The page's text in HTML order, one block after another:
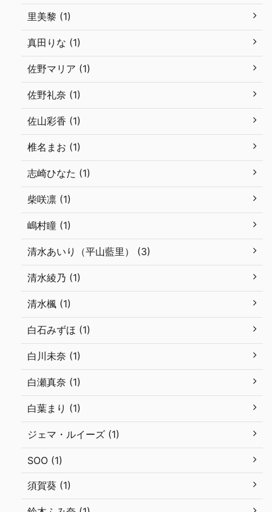
里美黎 (1)
真田りな (1)
佐野マリア (1)
佐野礼奈 (1)
佐山彩香 (1)
椎名まお (1)
志崎ひなた (1)
柴咲凛 (1)
嶋村瞳 (1)
清水あいり（平山藍里） (3)
清水綾乃 (1)
清水楓 (1)
白石みずほ (1)
白川未奈 (1)
白瀬真奈 (1)
白葉まり (1)
ジェマ・ルイーズ (1)
SOO (1)
須賀葵 (1)